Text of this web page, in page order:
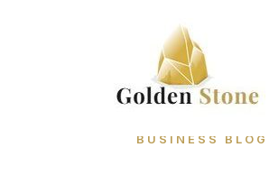
BUSINESS BLOG